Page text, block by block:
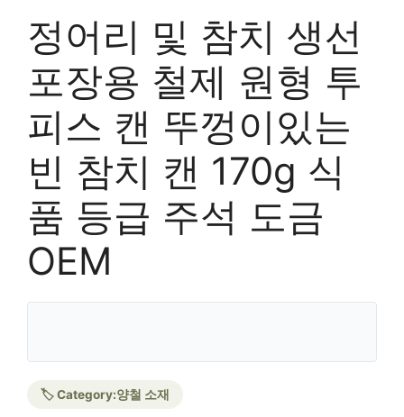
정어리 및 참치 생선
포장용 철제 원형 투
피스 캔 뚜껑이있는
빈 참치 캔 170g 식
품 등급 주석 도금
OEM
🏷️ Category:양철 소재